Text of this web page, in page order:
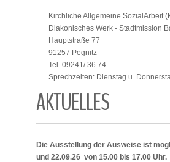
Kirchliche Allgemeine SozialArbeit
Diakonisches Werk - Stadtmission
Hauptstraße 77
91257 Pegnitz
Tel. 09241/ 36 74
Sprechzeiten: Dienstag u.
AKTUELLES
Die Ausstellung der Ausweise ist
und 22.09.26 von 15.00 bis 17.00 Uhr.